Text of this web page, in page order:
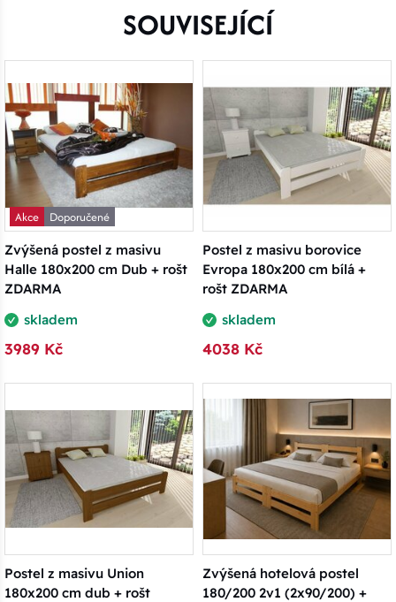
SOUVISEJÍCÍ
Akce
Doporučené
Zvýšená postel z masivu
Halle 180x200 cm Dub + rošt
ZDARMA
skladem
3989 Kč
Postel z masivu borovice
Evropa 180x200 cm bílá +
rošt ZDARMA
skladem
4038 Kč
Postel z masivu Union
180x200 cm dub + rošt
Zvýšená hotelová postel
180/200 2v1 (2x90/200) +